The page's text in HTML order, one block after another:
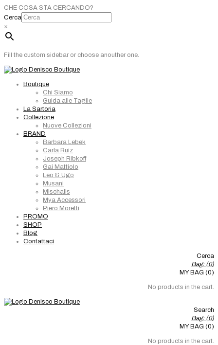
CHE COSA STA CERCANDO?
Cerca
×
Fill the custom sidebar or choose anouther one.
Boutique
Chi Siamo
Guida alle Taglie
La Sartoria
Collezione
Nuove Collezioni
BRAND
Barbara Lebek
Carla Ruiz
Joseph Ribkoff
Gai Mattiolo
Leo & Ugo
Musani
Mischalis
Mya Accessori
Piero Moretti
PROMO
SHOP
Blog
Contattaci
Cerca
Bag: (0)
MY BAG (0)
No products in the cart.
Search
Bag: (0)
MY BAG (0)
No products in the cart.